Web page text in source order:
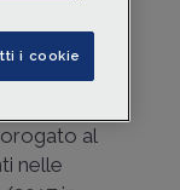
al
nelle
i cookie